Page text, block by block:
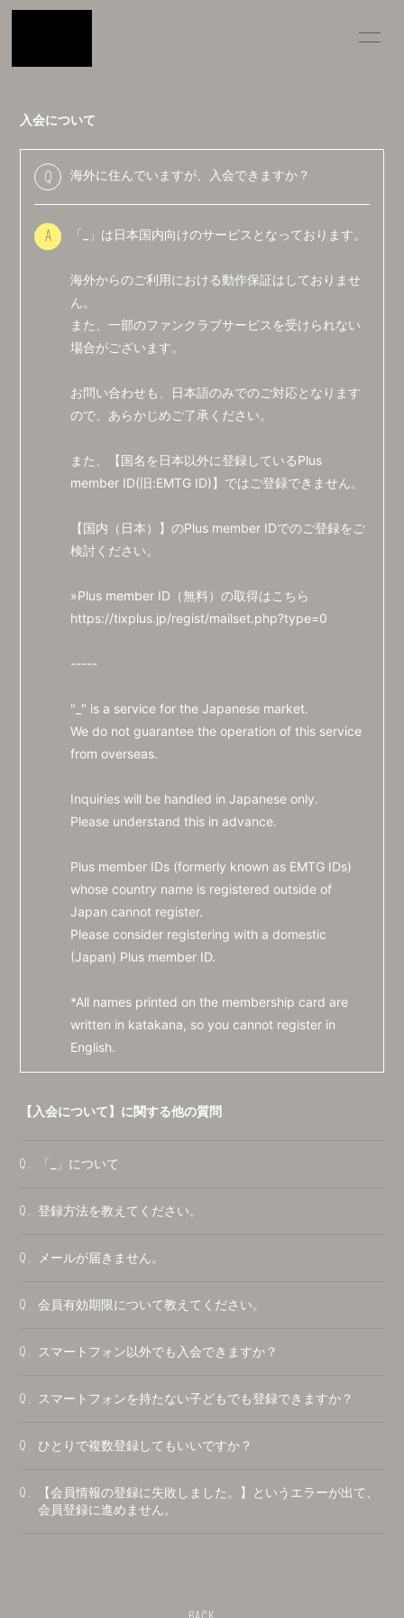
MATIO
N
入会について
Q 海外に住んでいますが、入会できますか？
A 「_」は日本国内向けのサービスとなっております。
海外からのご利用における動作保証はしておりませ
ん。
また、一部のファンクラブサービスを受けられない
場合がございます。
お問い合わせも、日本語のみでのご対応となります
ので、あらかじめご了承ください。
また、【国名を日本以外に登録しているPlus
member ID(旧:EMTG ID)】ではご登録できません。
【国内（日本）】のPlus member IDでのご登録をご
検討ください。
»Plus member ID（無料）の取得はこちら
https://tixplus.jp/regist/mailset.php?type=0
-----
"_" is a service for the Japanese market.
We do not guarantee the operation of this service
from overseas.
Inquiries will be handled in Japanese only.
Please understand this in advance.
Plus member IDs (formerly known as EMTG IDs)
whose country name is registered outside of
Japan cannot register.
Please consider registering with a domestic
(Japan) Plus member ID.
*All names printed on the membership card are
written in katakana, so you cannot register in
English.
【入会について】に関する他の質問
Q. 「_」について
Q. 登録方法を教えてください。
Q. メールが届きません。
Q. 会員有効期限について教えてください。
Q. スマートフォン以外でも入会できますか？
Q. スマートフォンを持たない子どもでも登録できますか？
Q. ひとりで複数登録してもいいですか？
Q.
【会員情報の登録に失敗しました。】というエラーが出て、
会員登録に進めません。